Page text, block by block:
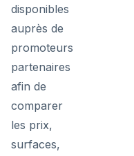
disponibles
auprès de
promoteurs
partenaires
afin de
comparer
les prix,
surfaces,